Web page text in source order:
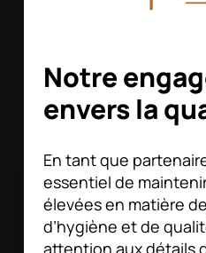
Notre
envers la
En tant que
essentiel de
élevées en matière
d’hygiène et de